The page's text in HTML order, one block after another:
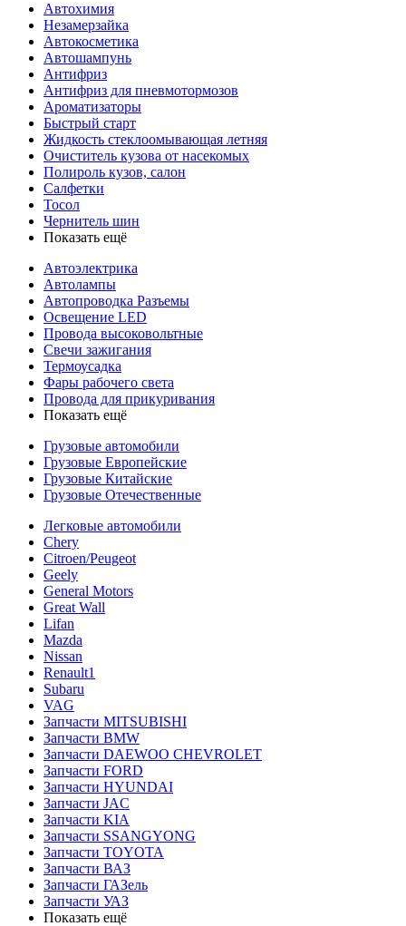
Автохимия
Незамерзайка
Автокосметика
Автошампунь
Антифриз
Антифриз для пневмотормозов
Ароматизаторы
Быстрый старт
Жидкость стеклоомывающая летняя
Очиститель кузова от насекомых
Полироль кузов, салон
Салфетки
Тосол
Чернитель шин
Показать ещё
Автоэлектрика
Автолампы
Автопроводка Разъемы
Освещение LED
Провода высоковольтные
Свечи зажигания
Термоусадка
Фары рабочего света
Провода для прикуривания
Показать ещё
Грузовые автомобили
Грузовые Европейские
Грузовые Китайские
Грузовые Отечественные
Легковые автомобили
Chery
Citroen/Peugeot
Geely
General Motors
Great Wall
Lifan
Mazda
Nissan
Renault1
Subaru
VAG
Запчасти MITSUBISHI
Запчасти BMW
Запчасти DAEWOO CHEVROLET
Запчасти FORD
Запчасти HYUNDAI
Запчасти JAC
Запчасти KIA
Запчасти SSANGYONG
Запчасти TOYOTA
Запчасти ВАЗ
Запчасти ГАЗель
Запчасти УАЗ
Показать ещё